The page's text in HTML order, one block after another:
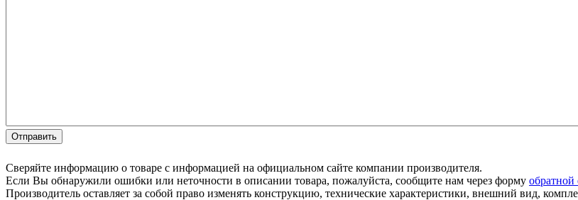
Сверяйте информацию о товаре с информацией на официальном сайте компании производителя.
Если Вы обнаружили ошибки или неточности в описании товара, пожалуйста, сообщите нам через форму обратной
Производитель оставляет за собой право изменять конструкцию, технические характеристики, внешний вид,